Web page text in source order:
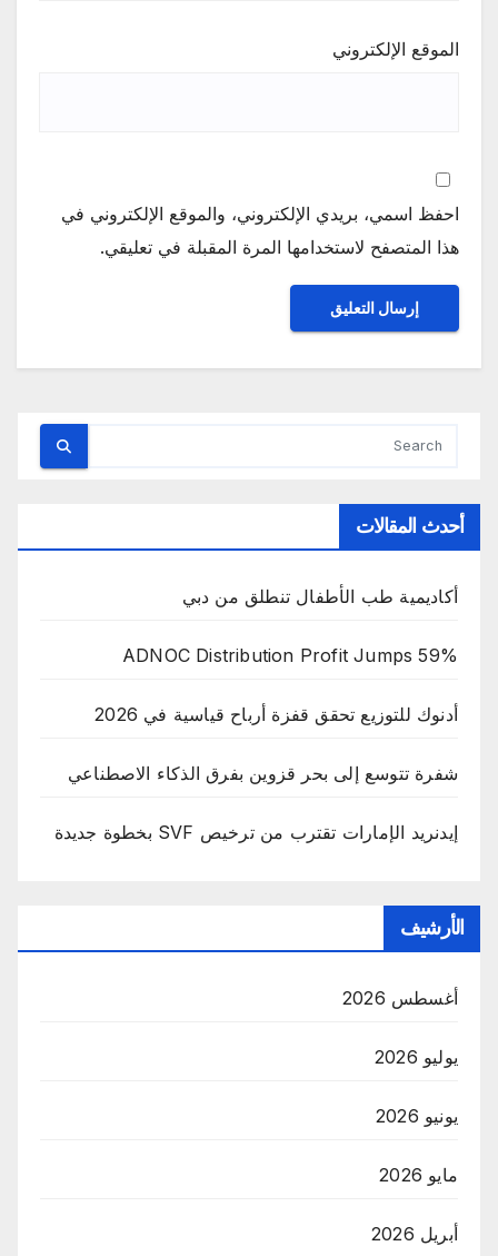
الموقع الإلكتروني
احفظ اسمي، بريدي الإلكتروني، والموقع الإلكتروني في
هذا المتصفح لاستخدامها المرة المقبلة في تعليقي.
أحدث المقالات
أكاديمية طب الأطفال تنطلق من دبي
ADNOC Distribution Profit Jumps 59%
أدنوك للتوزيع تحقق قفزة أرباح قياسية في 2026
شفرة تتوسع إلى بحر قزوين بفرق الذكاء الاصطناعي
إيدنريد الإمارات تقترب من ترخيص SVF بخطوة جديدة
الأرشيف
أغسطس 2026
يوليو 2026
يونيو 2026
مايو 2026
أبريل 2026